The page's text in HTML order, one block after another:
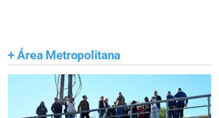
+ Área Metropolitana